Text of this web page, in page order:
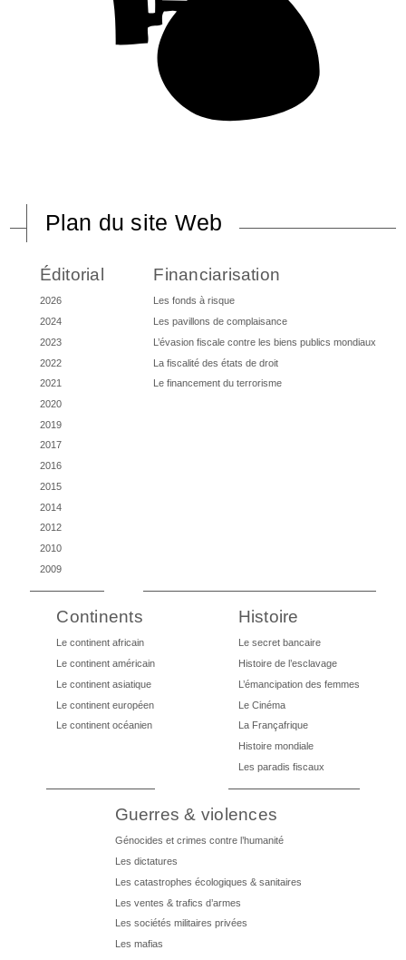
Plan du site Web
Éditorial
2026
2024
2023
2022
2021
2020
2019
2017
2016
2015
2014
2012
2010
2009
Financiarisation
Les fonds à risque
Les pavillons de complaisance
L’évasion fiscale contre les biens publics mondiaux
La fiscalité des états de droit
Le financement du terrorisme
Continents
Le continent africain
Le continent américain
Le continent asiatique
Le continent européen
Le continent océanien
Histoire
Le secret bancaire
Histoire de l’esclavage
L’émancipation des femmes
Le Cinéma
La Françafrique
Histoire mondiale
Les paradis fiscaux
Guerres & violences
Génocides et crimes contre l’humanité
Les dictatures
Les catastrophes écologiques & sanitaires
Les ventes & trafics d’armes
Les sociétés militaires privées
Les mafias